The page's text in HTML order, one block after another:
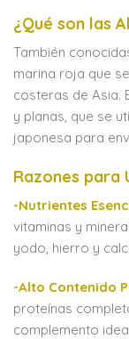
¿Qué son las
También
marina roja que
costeras de Asia.
y planas, que se
japonesa para
Razones para
-Nutrientes
vitaminas y
yodo, hierro y
-Alto Contenido
proteínas
complemento